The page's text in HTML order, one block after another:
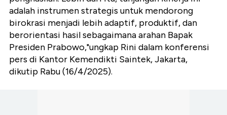
adalah instrumen strategis untuk mendorong
birokrasi menjadi lebih adaptif, produktif, dan
berorientasi hasil sebagaimana arahan Bapak
Presiden Prabowo,"ungkap Rini dalam konferensi
pers di Kantor Kemendikti Saintek, Jakarta,
dikutip Rabu (16/4/2025).